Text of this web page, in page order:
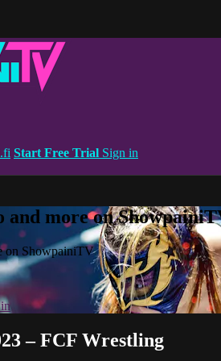
Start Free Trial Sign in
and more on
on ShowpainiTV
– FCF Wrestling